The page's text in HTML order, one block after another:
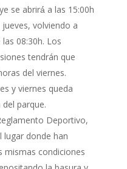
se abrirá́ a las 15:00h
volviendo a
08:30h. Los
tendrán que
del viernes.
y viernes queda
parque.
Deportivo,
lugar donde han
mismas condiciones